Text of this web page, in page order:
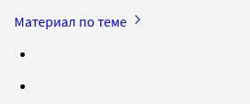
Материал по теме